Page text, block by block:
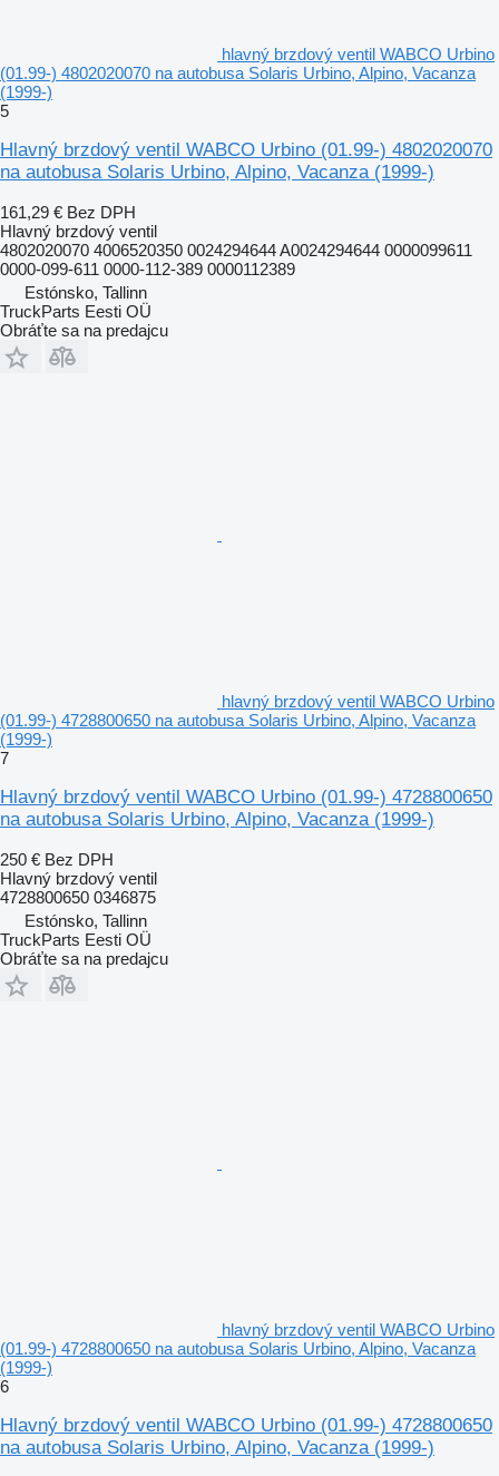
hlavný brzdový ventil WABCO Urbino
(01.99-) 4802020070 na autobusa Solaris Urbino, Alpino, Vacanza
(1999-)
5
Hlavný brzdový ventil WABCO Urbino (01.99-) 4802020070
na autobusa Solaris Urbino, Alpino, Vacanza (1999-)
161,29 € Bez DPH
Hlavný brzdový ventil
4802020070 4006520350 0024294644 A0024294644 0000099611
0000-099-611 0000-112-389 0000112389
Estónsko, Tallinn
TruckParts Eesti OÜ
Obráťte sa na predajcu
hlavný brzdový ventil WABCO Urbino
(01.99-) 4728800650 na autobusa Solaris Urbino, Alpino, Vacanza
(1999-)
7
Hlavný brzdový ventil WABCO Urbino (01.99-) 4728800650
na autobusa Solaris Urbino, Alpino, Vacanza (1999-)
250 € Bez DPH
Hlavný brzdový ventil
4728800650 0346875
Estónsko, Tallinn
TruckParts Eesti OÜ
Obráťte sa na predajcu
hlavný brzdový ventil WABCO Urbino
(01.99-) 4728800650 na autobusa Solaris Urbino, Alpino, Vacanza
(1999-)
6
Hlavný brzdový ventil WABCO Urbino (01.99-) 4728800650
na autobusa Solaris Urbino, Alpino, Vacanza (1999-)